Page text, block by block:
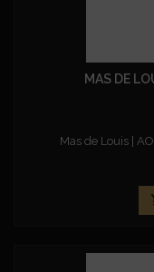
MAS DE
Mas de Louis |